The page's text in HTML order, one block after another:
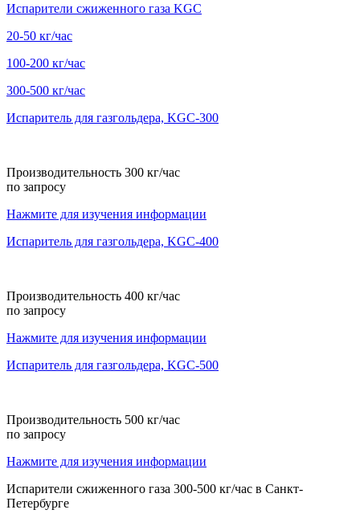
Испарители сжиженного газа KGC
20-50 кг/час
100-200 кг/час
300-500 кг/час
Испаритель для газгольдера, KGС-300
Производительность 300 кг/час
по запросу
Нажмите для изучения информации
Испаритель для газгольдера, KGС-400
Производительность 400 кг/час
по запросу
Нажмите для изучения информации
Испаритель для газгольдера, KGС-500
Производительность 500 кг/час
по запросу
Нажмите для изучения информации
Испарители сжиженного газа 300-500 кг/час в Санкт-
Петербурге